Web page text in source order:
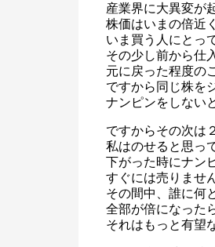
産業界に大異変が
株価はいまの倍近
いま買う人にとっ
その少し前から仕
元に戻った程度の
ですから同じ株を
ナンピンをしない
ですからその次は
私はのせると思っ
下がった時にナン
すぐには売りませ
その間中、誰に何
全部が倍になった
それはもっと有望